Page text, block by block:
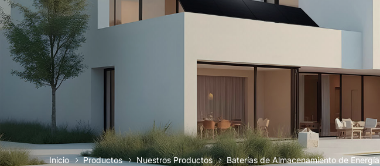
Inicio Productos Nuestros Productos Baterías de Almacenamiento de Energía